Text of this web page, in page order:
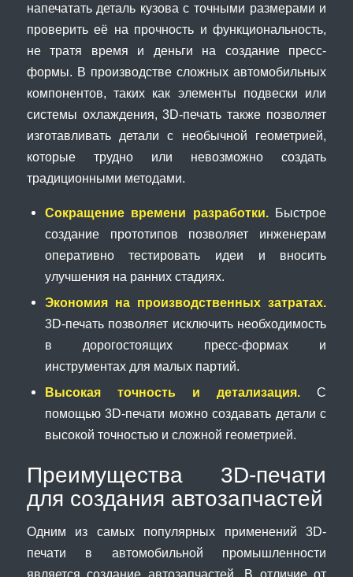
напечатать деталь кузова с точными размерами и
проверить её на прочность и функциональность,
не тратя время и деньги на создание пресс-
формы. В производстве сложных автомобильных
компонентов, таких как элементы подвески или
системы охлаждения, 3D-печать также позволяет
изготавливать детали с необычной геометрией,
которые трудно или невозможно создать
традиционными методами.
Сокращение времени разработки.Быстрое
создание прототипов позволяет инженерам
оперативно тестировать идеи и вносить
улучшения на ранних стадиях.
Экономия на производственных затратах.
3D-печать позволяет исключить необходимость
в дорогостоящих пресс-формах и
инструментах для малых партий.
Высокая точность и детализация. С
помощью 3D-печати можно создавать детали с
высокой точностью и сложной геометрией.
Преимущества 3D-печати
для создания автозапчастей
Одним из самых популярных применений 3D-
печати в автомобильной промышленности